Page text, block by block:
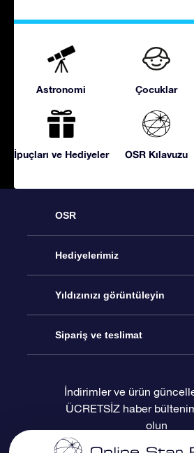
Astronomi Çocuklar
İpuçları ve Hediyeler OSR Kılavuzu
OSR
Hizmet
İletişim
Blogu
Değerlendirmeler
Hediyelerimiz
Çevrimiçi Yıldız Hediyesi
OSR Hediye Paketi
OSR Hediye Kartı
Yıldızınızı görüntüleyin
Star Register
Kişiselleştirilmiş Yıldız Sayfası
Sipariş ve teslimat
Ödeme bilgileri
İndirimler ve ürün
ÜCRETSİZ haber
olun